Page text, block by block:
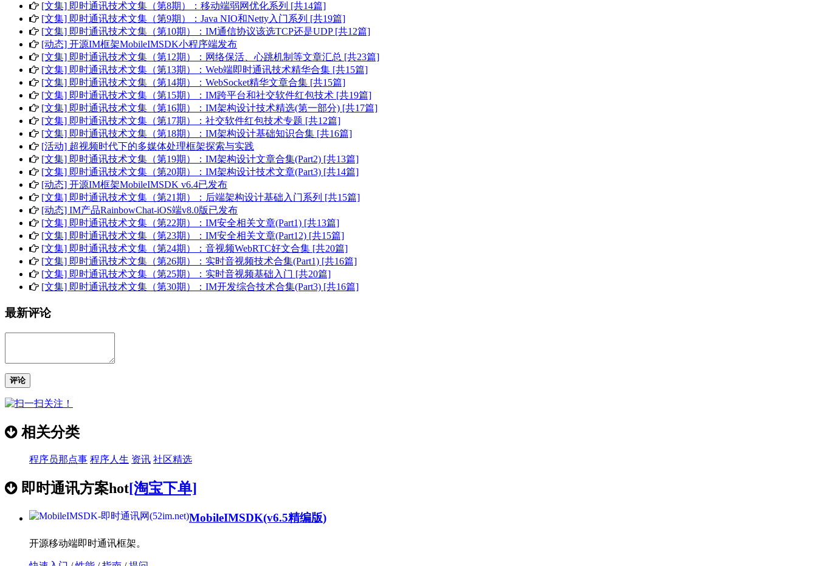
[文集] 即时通讯技术文集（第8期）：移动端弱网优化系列 [共14篇]
[文集] 即时通讯技术文集（第9期）：Java NIO和Netty入门系列 [共19篇]
[文集] 即时通讯技术文集（第10期）：IM通信协议该选TCP还是UDP [共12篇]
[动态] 开源IM框架MobileIMSDK小程序端发布
[文集] 即时通讯技术文集（第12期）：网络保活、心跳机制等文章汇总 [共23篇]
[文集] 即时通讯技术文集（第13期）：Web端即时通讯技术精华合集 [共15篇]
[文集] 即时通讯技术文集（第14期）：WebSocket精华文章合集 [共15篇]
[文集] 即时通讯技术文集（第15期）：IM跨平台和社交软件红包技术 [共19篇]
[文集] 即时通讯技术文集（第16期）：IM架构设计技术精选(第一部分) [共17篇]
[文集] 即时通讯技术文集（第17期）：社交软件红包技术专题 [共12篇]
[文集] 即时通讯技术文集（第18期）：IM架构设计基础知识合集 [共16篇]
[活动] 超视频时代下的多媒体处理框架探索与实践
[文集] 即时通讯技术文集（第19期）：IM架构设计文章合集(Part2) [共13篇]
[文集] 即时通讯技术文集（第20期）：IM架构设计技术文章(Part3) [共14篇]
[动态] 开源IM框架MobileIMSDK v6.4已发布
[文集] 即时通讯技术文集（第21期）：后端架构设计基础入门系列 [共15篇]
[动态] IM产品RainbowChat-iOS端v8.0版已发布
[文集] 即时通讯技术文集（第22期）：IM安全相关文章(Part1) [共13篇]
[文集] 即时通讯技术文集（第23期）：IM安全相关文章(Part12) [共15篇]
[文集] 即时通讯技术文集（第24期）：音视频WebRTC好文合集 [共20篇]
[文集] 即时通讯技术文集（第26期）：实时音视频技术合集(Part1) [共16篇]
[文集] 即时通讯技术文集（第25期）：实时音视频基础入门 [共20篇]
[文集] 即时通讯技术文集（第30期）：IM开发综合技术合集(Part3) [共16篇]
最新评论
评论
相关分类
程序员那点事 程序人生 资讯 社区精选
即时通讯方案hot[淘宝下单]
MobileIMSDK(v6.5精编版)
开源移动端即时通讯框架。